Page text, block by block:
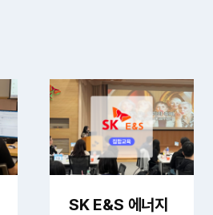
SK E&S 에너지